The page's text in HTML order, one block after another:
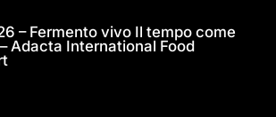
– Fermento vivo Il tempo come
Adacta International Food